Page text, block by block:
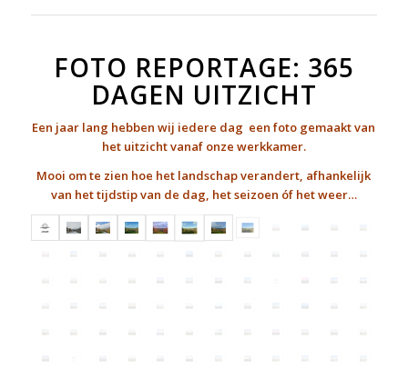
FOTO REPORTAGE: 365
DAGEN UITZICHT
Een jaar lang hebben wij iedere dag een foto gemaakt van
het uitzicht vanaf onze werkkamer.
Mooi om te zien hoe het landschap verandert, afhankelijk
van het tijdstip van de dag, het seizoen óf het weer…